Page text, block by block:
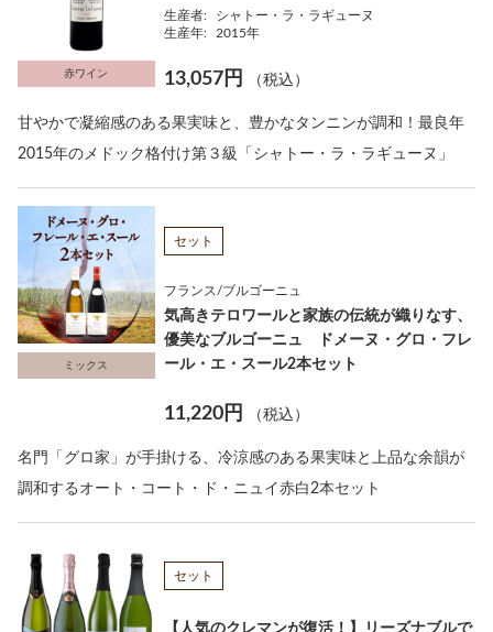
赤ワイン
生産者:
シャトー・ラ・ラギューヌ
生産年:
2015年
13,057円 （税込）
甘やかで凝縮感のある果実味と、豊かなタンニンが調和！最良年
2015年のメドック格付け第３級「シャトー・ラ・ラギューヌ」
ミックス
セット
フランス/ブルゴーニュ
気高きテロワールと家族の伝統が織りなす、
優美なブルゴーニュ ドメーヌ・グロ・フレ
ール・エ・スール2本セット
11,220円 （税込）
名門「グロ家」が手掛ける、冷涼感のある果実味と上品な余韻が
調和するオート・コート・ド・ニュイ赤白2本セット
セット
【人気のクレマンが復活！】リーズナブルで